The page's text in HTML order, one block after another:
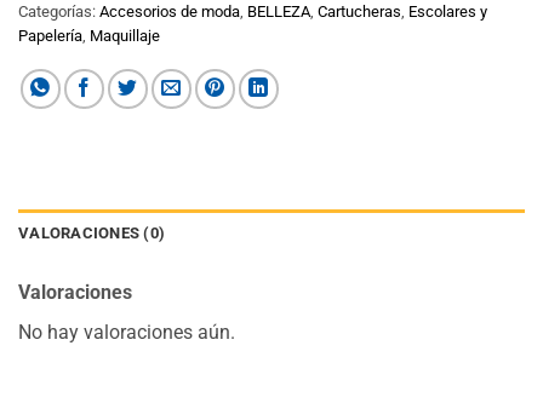
Categorías: Accesorios de moda BELLEZA Cartucheras Escolares y
Papelería Maquillaje
VALORACIONES (0)
Valoraciones
No hay valoraciones aún.